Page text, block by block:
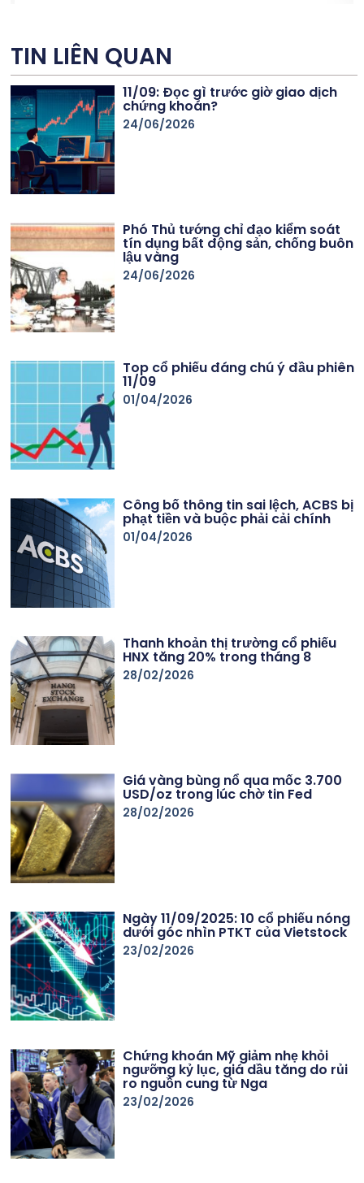
TIN LIÊN QUAN
11/09: Đọc gì trước giờ giao dịch
chứng khoán?
24/06/2026
Phó Thủ tướng chỉ đạo kiểm soát
tín dụng bất động sản, chống buôn
lậu vàng
24/06/2026
Top cổ phiếu đáng chú ý đầu phiên
11/09
01/04/2026
Công bố thông tin sai lệch, ACBS bị
phạt tiền và buộc phải cải chính
01/04/2026
Thanh khoản thị trường cổ phiếu
HNX tăng 20% trong tháng 8
28/02/2026
Giá vàng bùng nổ qua mốc 3.700
USD/oz trong lúc chờ tin Fed
28/02/2026
Ngày 11/09/2025: 10 cổ phiếu nóng
dưới góc nhìn PTKT của Vietstock
23/02/2026
Chứng khoán Mỹ giảm nhẹ khỏi
ngưỡng kỷ lục, giá dầu tăng do rủi
ro nguồn cung từ Nga
23/02/2026